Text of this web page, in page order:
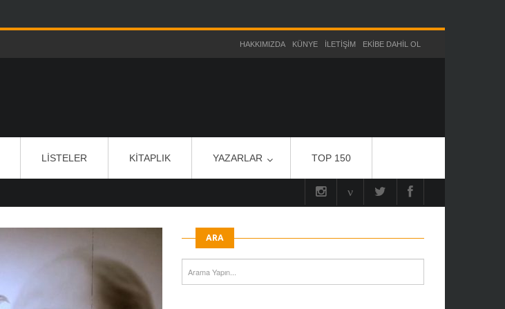
HAKKIMIZDA KÜNYE İLETIŞIM EKIBE DAHIL OL
LISTELER KITAPLIK YAZARLAR TOP 150
ARA